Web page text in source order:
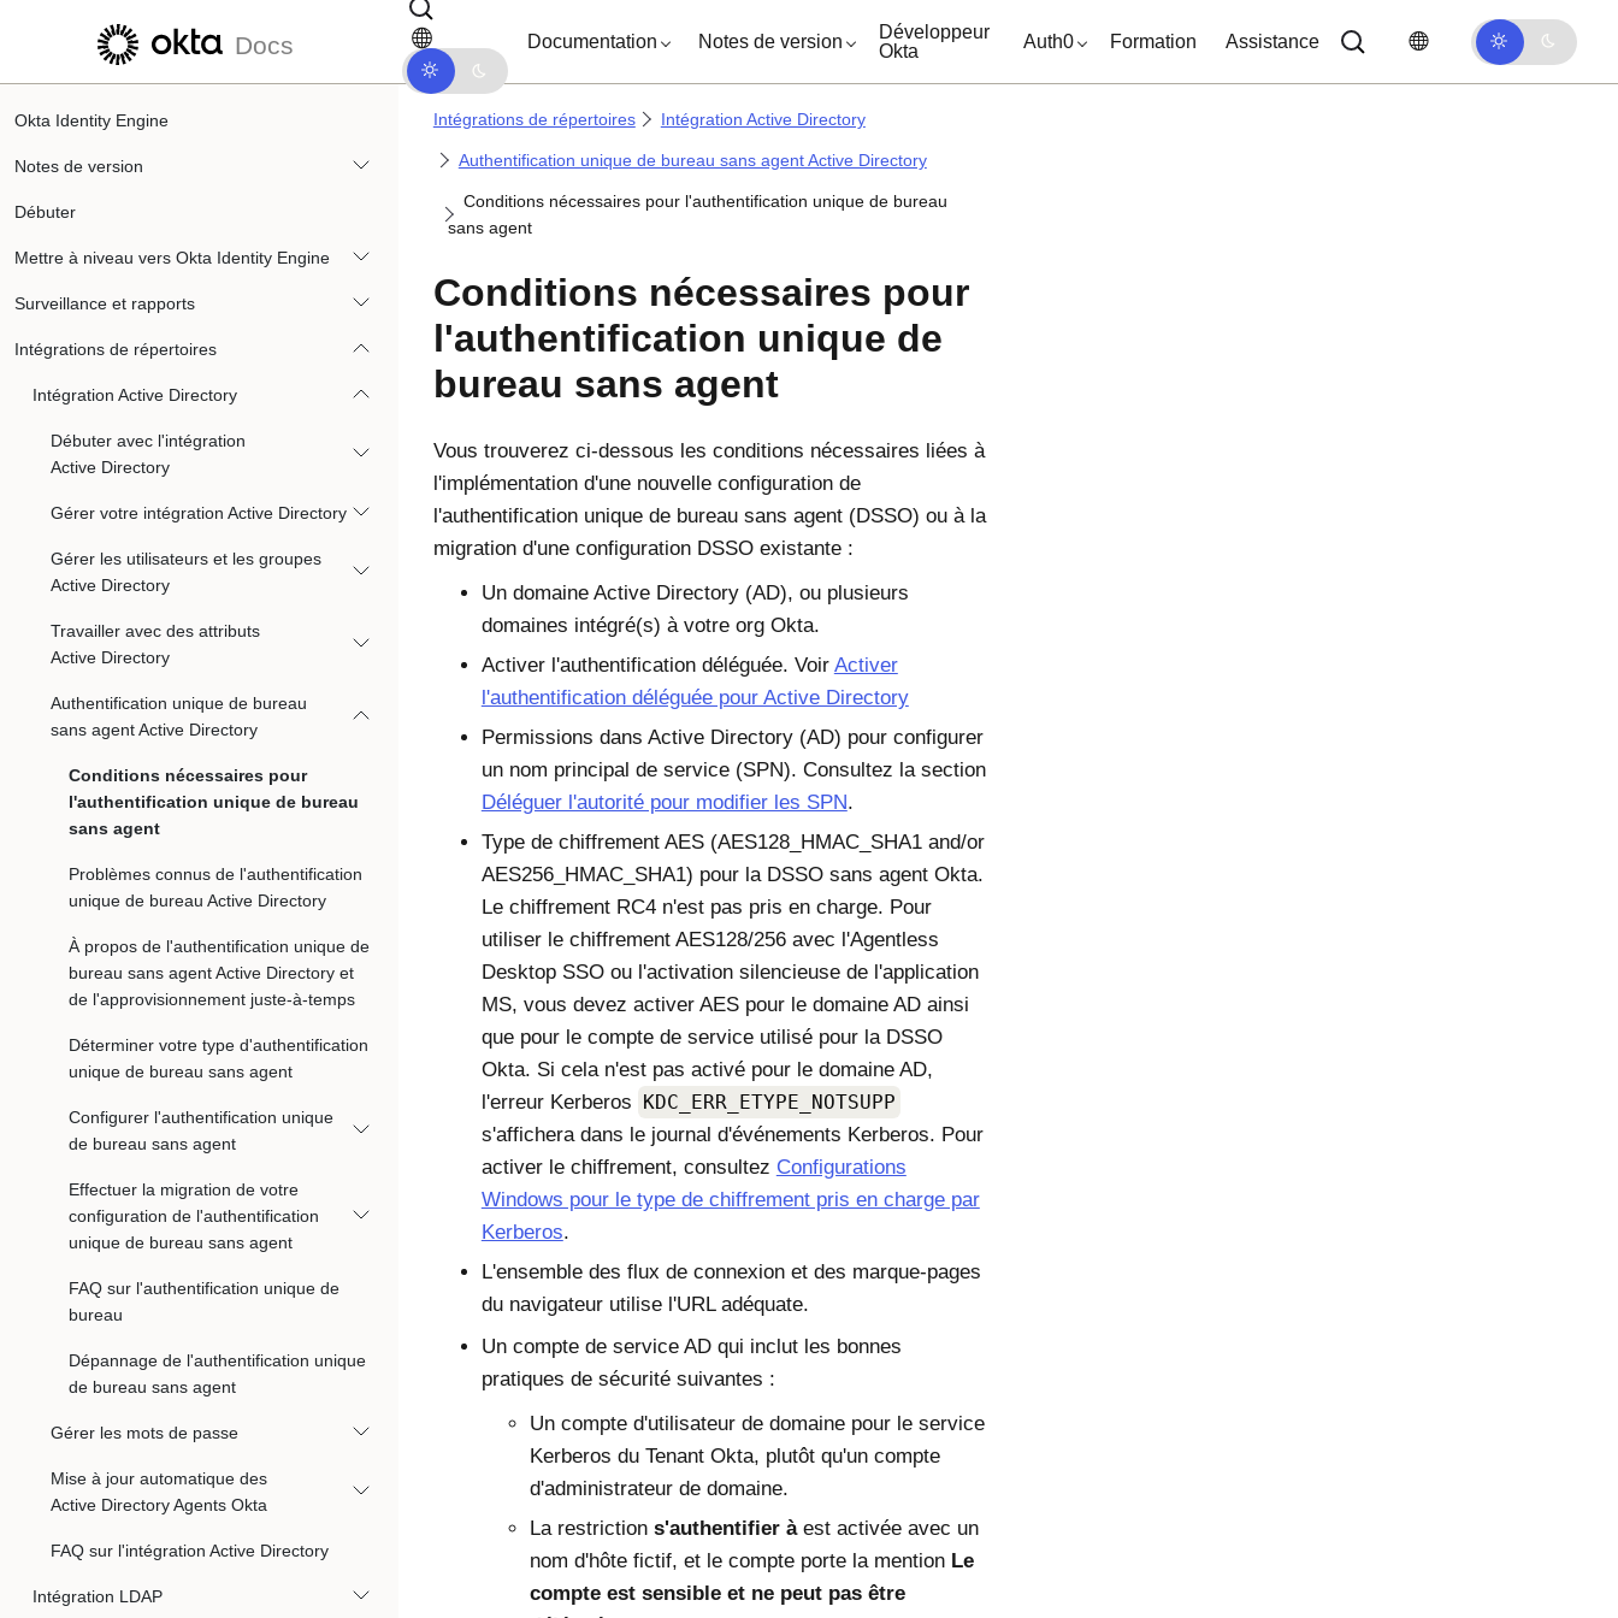
Passer au contenu principal Passer à la navigation dans les documents
Docs Documentation Notes de version
Développeur
Okta
Auth0 Formation Assistance
Okta Identity Engine
Notes de version
Débuter
Mettre à niveau vers Okta Identity Engine
Surveillance et rapports
Intégrations de répertoires
Intégration Active Directory
Débuter avec l'intégration
Active Directory
Gérer votre intégration Active Directory
Gérer les utilisateurs et les groupes
Active Directory
Travailler avec des attributs
Active Directory
Authentification unique de bureau
sans agent Active Directory
Conditions nécessaires pour
l'authentification unique de bureau
sans agent
Problèmes connus de l'authentification
unique de bureau Active Directory
À propos de l'authentification unique de
bureau sans agent Active Directory et
de l'approvisionnement juste-à-temps
Déterminer votre type d'authentification
unique de bureau sans agent
Configurer l'authentification unique
de bureau sans agent
Effectuer la migration de votre
configuration de l'authentification
unique de bureau sans agent
FAQ sur l'authentification unique de
bureau
Dépannage de l'authentification unique
de bureau sans agent
Gérer les mots de passe
Mise à jour automatique des
Active Directory Agents Okta
FAQ sur l'intégration Active Directory
Intégration LDAP
Intégrations de répertoires Intégration Active Directory
Authentification unique de bureau sans agent Active Directory
Conditions nécessaires pour l'authentification unique de bureau
sans agent
Conditions nécessaires pour
l'authentification unique de
bureau sans agent
Vous trouverez ci-dessous les conditions nécessaires liées à
l'implémentation d'une nouvelle configuration de
l'authentification unique de bureau sans agent (DSSO) ou à la
migration d'une configuration DSSO existante :
Un domaine Active Directory (AD), ou plusieurs
domaines intégré(s) à votre org Okta.
Activer l'authentification déléguée. Voir Activer
l'authentification déléguée pour Active Directory
Permissions dans Active Directory (AD) pour configurer
un nom principal de service (SPN). Consultez la section
Déléguer l'autorité pour modifier les SPN.
Type de chiffrement AES (AES128_HMAC_SHA1 and/or
AES256_HMAC_SHA1) pour la DSSO sans agent Okta.
Le chiffrement RC4 n'est pas pris en charge. Pour
utiliser le chiffrement AES128/256 avec l'Agentless
Desktop SSO ou l'activation silencieuse de l'application
MS, vous devez activer AES pour le domaine AD ainsi
que pour le compte de service utilisé pour la DSSO
Okta. Si cela n'est pas activé pour le domaine AD,
l'erreur Kerberos KDC_ERR_ETYPE_NOTSUPP
s'affichera dans le journal d'événements Kerberos. Pour
activer le chiffrement, consultez Configurations
Windows pour le type de chiffrement pris en charge par
Kerberos.
L'ensemble des flux de connexion et des marque-pages
du navigateur utilise l'URL adéquate.
Un compte de service AD qui inclut les bonnes
pratiques de sécurité suivantes :
Un compte d'utilisateur de domaine pour le service
Kerberos du Tenant Okta, plutôt qu'un compte
d'administrateur de domaine.
La restriction s'authentifier àest activée avec un
nom d'hôte fictif, et le compte porte la mention Le
compte est sensible et ne peut pas être